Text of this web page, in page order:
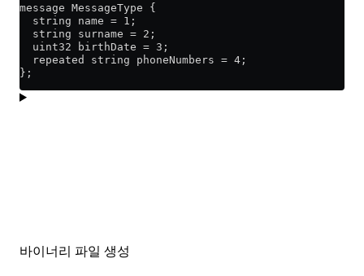
message MessageType {
  string name = 1;
  string surname = 2;
  uint32 birthDate = 3;
  repeated string phoneNumbers = 4;
};
바이너리 파일 생성